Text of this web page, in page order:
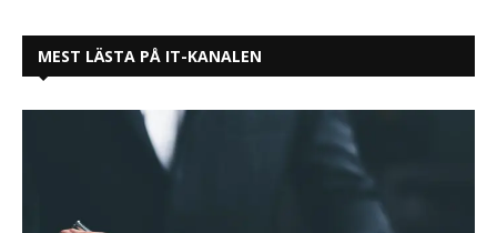
MEST LÄSTA PÅ IT-KANALEN